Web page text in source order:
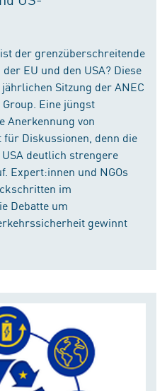
der grenzüberschreitende
EU und den USA? Diese
Sitzung der ANEC
Eine jüngst
Anerkennung von
Diskussionen, denn die
deutlich strengere
Expert:innen und NGOs
im
Debatte um
gewinnt